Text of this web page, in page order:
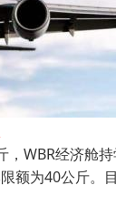
WBR经济舱
额为40公斤